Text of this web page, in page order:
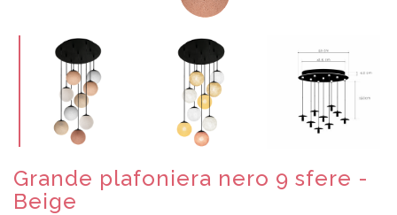
Grande plafoniera nero 9 sfere -
Beige